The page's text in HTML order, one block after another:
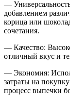
—
добавлением
корица или
сочетания.
— Качество:
отличный вкус и
— Экономия:
затраты на
процесс выпечки